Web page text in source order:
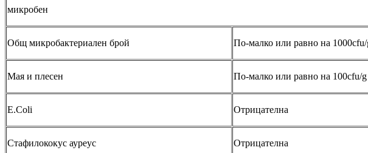
микробен
Общ микробактериален брой По-малко или равно на
Мая и плесен По-малко или равно на 100cfu/g
E.Coli Отрицателна
Стафилококус ауреус Отрицателна